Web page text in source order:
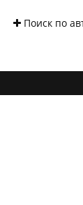
Поиск по